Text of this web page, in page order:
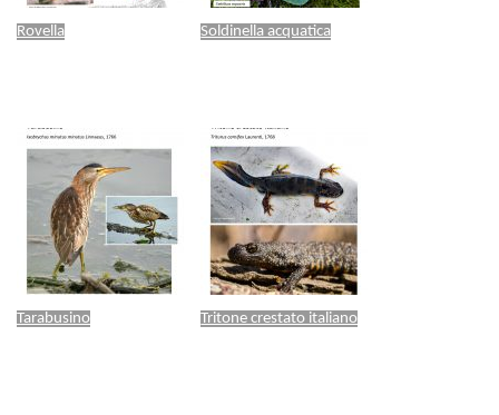
Rovella Soldinella acquatica
Tarabusino Tritone crestato italiano